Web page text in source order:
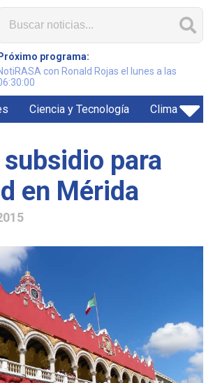
Próximo programa:
con Ronald Rojas el lunes a las
Ciencia y Tecnología Clima
para
en Mérida